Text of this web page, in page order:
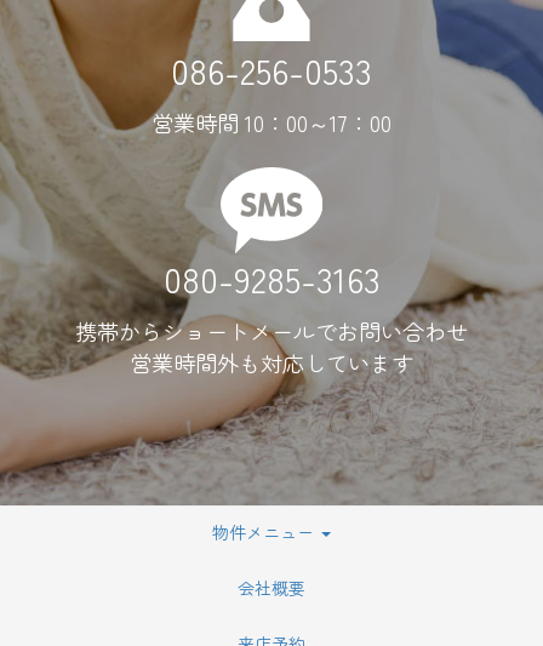
086-256-0533
営業時間 10：00～17：00
080-9285-3163
携帯からショートメールでお問い合わせ
営業時間外も対応しています
物件メニュー
会社概要